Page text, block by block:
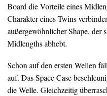
Board die Vorteile eines
Charakter eines Twins
außergewöhnlicher Shape, der
Midlengths abhebt.
Schon auf den ersten Wellen
auf. Das Space Case
die Welle. Gleichzeitig